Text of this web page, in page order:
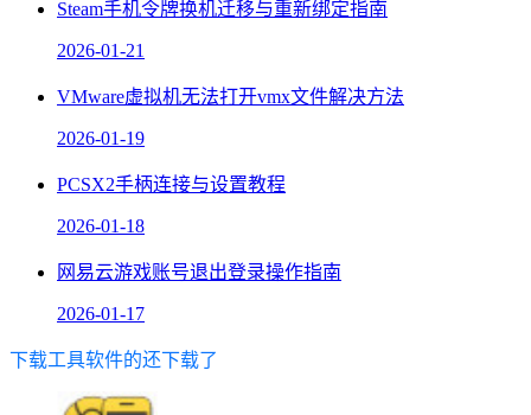
Steam手机令牌换机迁移与重新绑定指南
2026-01-21
VMware虚拟机无法打开vmx文件解决方法
2026-01-19
PCSX2手柄连接与设置教程
2026-01-18
网易云游戏账号退出登录操作指南
2026-01-17
下载工具软件的还下载了